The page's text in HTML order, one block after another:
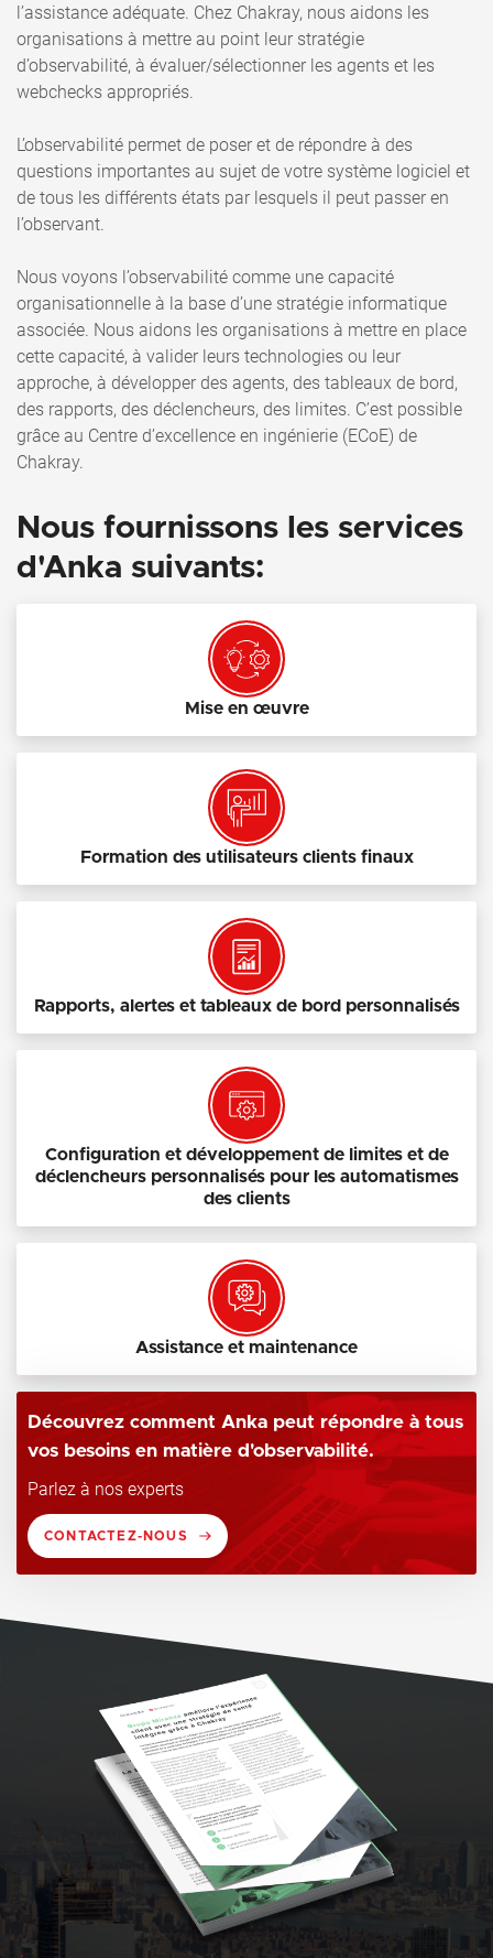
l’assistance adéquate. Chez Chakray, nous aidons les
organisations à mettre au point leur stratégie
d’observabilité, à évaluer/sélectionner les agents et les
webchecks appropriés.
L’observabilité permet de poser et de répondre à des
questions importantes au sujet de votre système logiciel et
de tous les différents états par lesquels il peut passer en
l’observant.
Nous voyons l’observabilité comme une capacité
organisationnelle à la base d’une stratégie informatique
associée. Nous aidons les organisations à mettre en place
cette capacité, à valider leurs technologies ou leur
approche, à développer des agents, des tableaux de bord,
des rapports, des déclencheurs, des limites. C’est possible
grâce au Centre d’excellence en ingénierie (ECoE) de
Chakray.
Nous fournissons les services
d'Anka suivants:
Mise en œuvre
Formation des utilisateurs clients finaux
Rapports, alertes et tableaux de bord personnalisés
Configuration et développement de limites et de
déclencheurs personnalisés pour les automatismes
des clients
Assistance et maintenance
Découvrez comment Anka peut répondre à tous
vos besoins en matière d'observabilité.
Parlez à nos experts
CONTACTEZ-NOUS